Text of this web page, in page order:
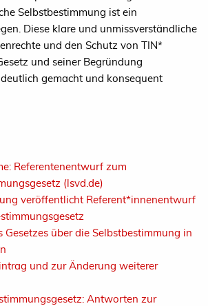
Selbstbestimmung ist ein
Diese klare und unmissverständliche
und den Schutz von TIN*
und seiner Begründung
gemacht und konsequent
Referentenentwurf zum
(lsvd.de)
veröffentlicht Referent*innenentwurf
Gesetzes über die Selbstbestimmung in
und zur Änderung weiterer
Antworten zur